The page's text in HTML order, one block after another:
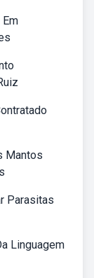
Mantos
Parasitas
Linguagem